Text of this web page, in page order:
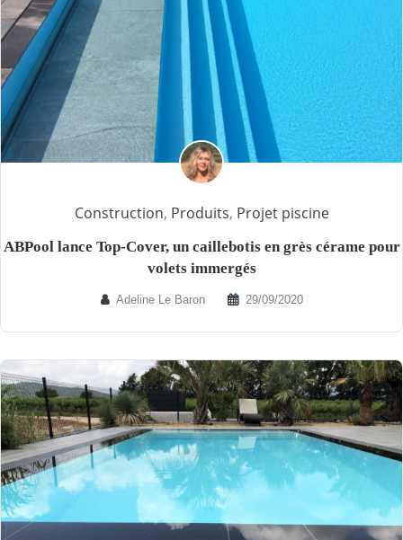
Construction, Produits, Projet piscine
ABPool lance Top-Cover, un caillebotis en grès cérame pour
volets immergés
Adeline Le Baron 29/09/2020